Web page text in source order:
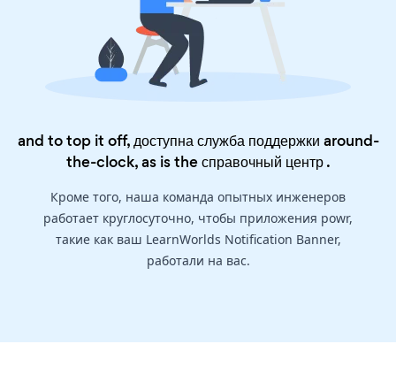
and to top it off, доступна служба поддержки around-
the-clock, as is theсправочный центр.
Кроме того, наша команда опытных инженеров
работает круглосуточно, чтобы приложения powr,
такие как ваш LearnWorlds Notification Banner,
работали на вас.